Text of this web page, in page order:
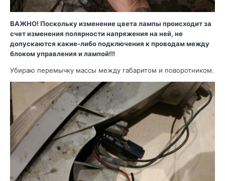
ВАЖНО! Поскольку изменение цвета лампы происходит за
счет изменения полярности напряжения на ней, не
допускаются какие-либо подключения к проводам между
блоком управления и лампой!!!
Убираю перемычку массы между габаритом и поворотником.